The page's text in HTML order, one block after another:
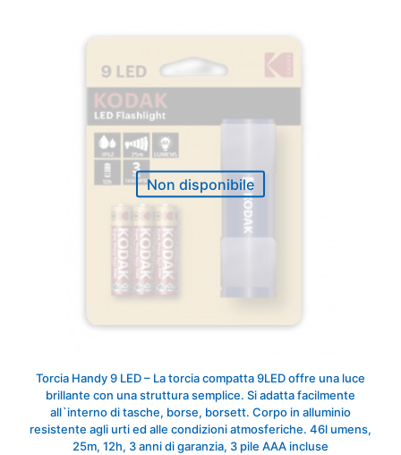
Non disponibile
Torcia Handy 9 LED – La torcia compatta 9LED offre una luce
brillante con una struttura semplice. Si adatta facilmente
all`interno di tasche, borse, borsett. Corpo in alluminio
resistente agli urti ed alle condizioni atmosferiche. 46l umens,
25m, 12h, 3 anni di garanzia, 3 pile AAA incluse